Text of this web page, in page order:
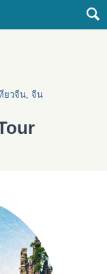
ยวจีน, จีน